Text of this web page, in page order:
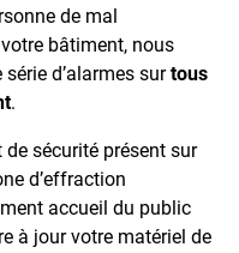
de mal
bâtiment, nous
d’alarmes surtous
.
de sécurité présent sur
d’effraction
accueil du public
à jour votre matériel de